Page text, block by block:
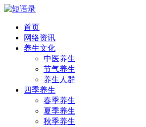
首页
网络资讯
养生文化
中医养生
节气养生
养生人群
四季养生
春季养生
夏季养生
秋季养生